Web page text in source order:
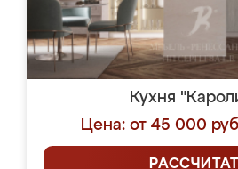
Кухня
Цена: от 45 000